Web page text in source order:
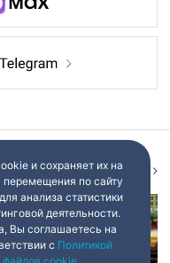
и сохраняет их на
по сайту
анализа статистики
деятельности.
Вы соглашаетесь на
с Политикой